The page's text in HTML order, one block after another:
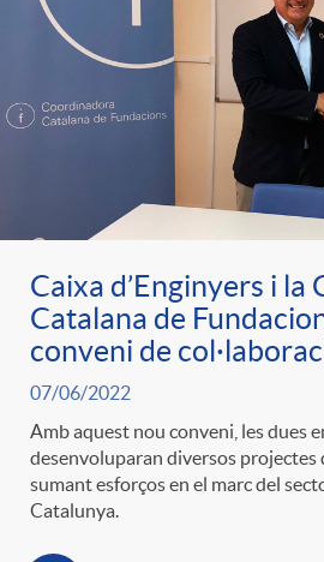
Caixa d’Enginyers i
Catalana de
conveni de
07/06/2022
Amb aquest nou conveni, les dues
desenvoluparan diversos projectes
sumant esforços en el marc del
Catalunya.